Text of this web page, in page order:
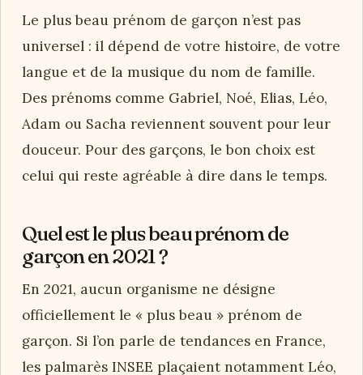
Le plus beau prénom de garçon n’est pas
universel : il dépend de votre histoire, de votre
langue et de la musique du nom de famille.
Des prénoms comme Gabriel, Noé, Elias, Léo,
Adam ou Sacha reviennent souvent pour leur
douceur. Pour des garçons, le bon choix est
celui qui reste agréable à dire dans le temps.
Quel est le plus beau prénom de
garçon en 2021 ?
En 2021, aucun organisme ne désigne
officiellement le « plus beau » prénom de
garçon. Si l’on parle de tendances en France,
les palmarès INSEE plaçaient notamment Léo,